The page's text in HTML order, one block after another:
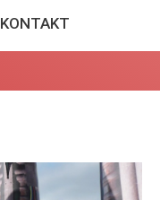
KONTAKT